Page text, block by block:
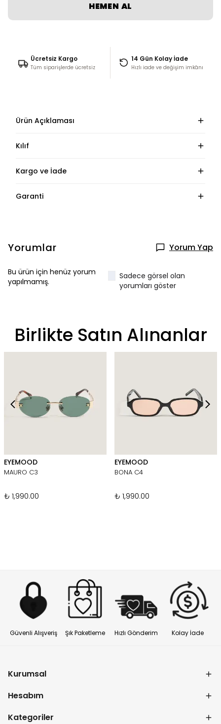
HEMEN AL
Ücretsiz Kargo
Tüm siparişlerde ücretsiz
14 Gün Kolay İade
Hızlı iade ve değişim imkânı
Ürün Açıklaması
Kılıf
Kargo ve İade
Garanti
Yorumlar Yorum Yap
Bu ürün için henüz yorum
yapılmamış.
Sadece görsel olan
yorumları göster
Birlikte Satın Alınanlar
EYEMOOD
MAURO C3
₺ 1,990.00
EYEMOOD
BONA C4
₺ 1,990.00
Güvenli Alışveriş Şık Paketleme Hızlı Gönderim Kolay İade
Kurumsal
Hesabım
Kategoriler